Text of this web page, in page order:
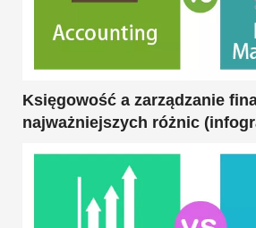
Księgowość a zarządzanie
najważniejszych różnic